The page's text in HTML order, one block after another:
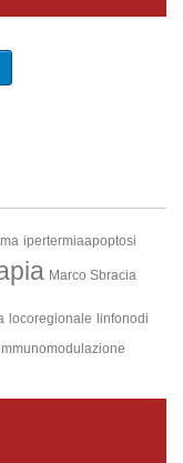
ipertermiaapoptosi
Marco Sbracia
locoregionale linfonodi